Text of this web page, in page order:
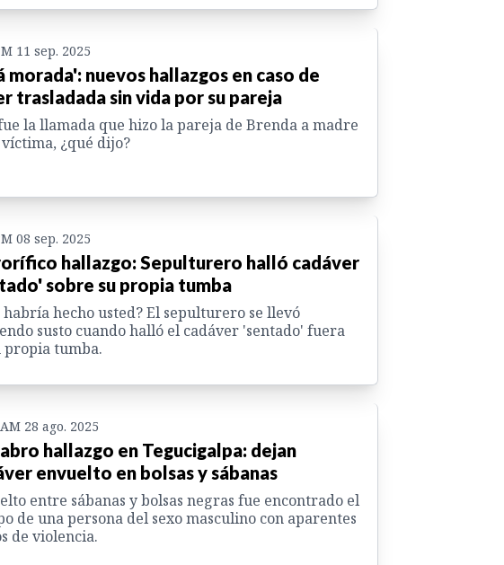
11 sep. 2025
morada': nuevos hallazgos en caso de
trasladada sin vida por su pareja
la llamada que hizo la pareja de Brenda a madre
¿qué dijo?
08 sep. 2025
hallazgo: Sepulturero halló cadáver
sobre su propia tumba
habría hecho usted? El sepulturero se llevó
susto cuando halló el cadáver 'sentado' fuera
propia tumba.
28 ago. 2025
hallazgo en Tegucigalpa: dejan
envuelto en bolsas y sábanas
entre sábanas y bolsas negras fue encontrado el
de una persona del sexo masculino con aparentes
de violencia.